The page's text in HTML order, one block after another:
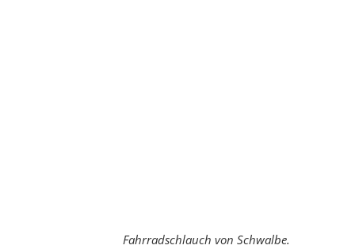
Fahrradschlauch von Schwalbe.